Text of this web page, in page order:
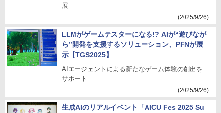
展
(2025/9/26)
LLMがゲームテスターになる!? AIが“遊びなが
ら”開発を支援するソリューション、PFNが展
示【TGS2025】
AIエージェントによる新たなゲーム体験の創出を
サポート
(2025/9/26)
生成AIのリアルイベント「AICU Fes 2025 Su